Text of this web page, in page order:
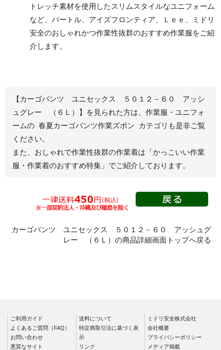
レディース作業着
ブルゾン
ジャンパー
秋冬長袖
スモック
春夏半袖
ア
シャツ
トレッチ素材を使用したスリムスタイルなユニフォーム
など、バートル、アイズフロンティア、Ｌｅｅ、ミドリ
安全のおしゃれかつ作業性抜群のおすすめ作業服をご紹
介します。
【カーゴパンツ ユニセックス ５０１２－６０ アッシ
ュグレー （６Ｌ）】を見られた方は、作業服・ユニフォ
ームの 春夏カーゴパンツ作業ズボン カテゴリも是非ご覧
ください。
また、おしゃれで作業性抜群の作業着は 「かっこいい作業
服・作業着のおすすめ特集」 でご紹介しております。
カーゴパンツ ユニセックス ５０１２－６０ アッシュグ
レー （６Ｌ）の商品詳細画面トップへ戻る
ご利用ガイド
よくあるご質問（FAQ）
お問い合わせ
悪質なサイト
送料について
特定商取引法に基づく表
示
リンク
ミドリ安全株式会社
会社概要
プライバシーポリシー
メディア掲載